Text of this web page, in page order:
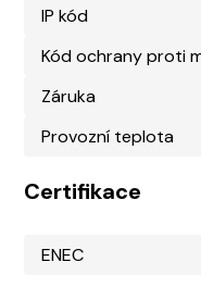
IP kód
Kód ochrany proti
Záruka
Provozní teplota
Certifikace
ENEC